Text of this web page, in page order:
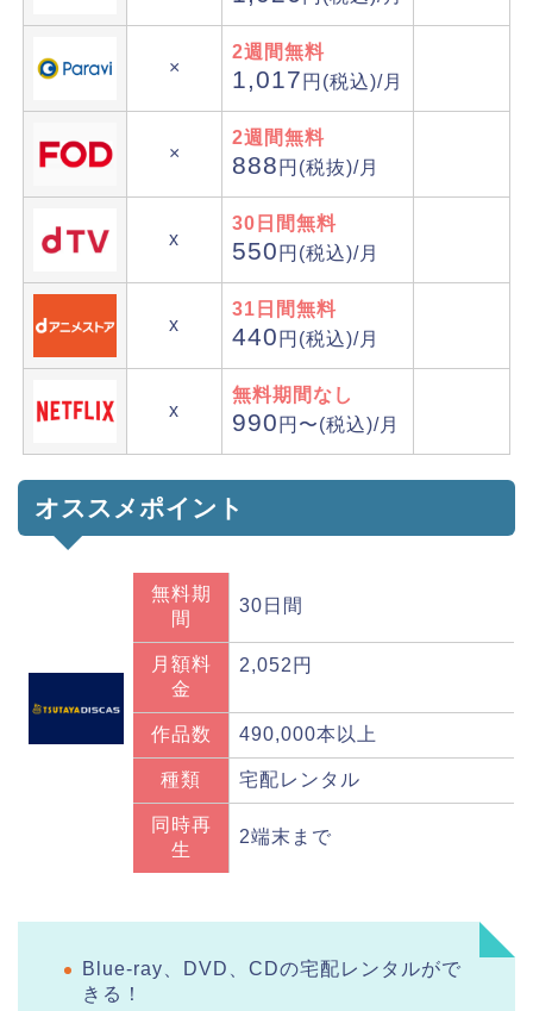
×
2週間無料
1,017 円(税込)/月
×
2週間無料
888 円(税抜)/月
x
30日間無料
550 円(税込)/月
x
31日間無料
440 円(税込)/月
x
無料期間なし
990 円〜(税込)/月
オススメポイント
無料期
間
30日間
月額料
金
2,052円
作品数 490,000本以上
種類 宅配レンタル
同時再
生
2端末まで
Blue-ray、DVD、CDの宅配レンタルがで
きる！